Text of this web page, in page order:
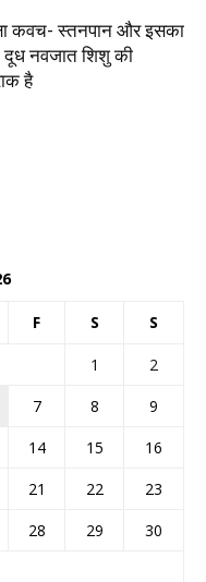
कवच- स्तनपान और इसका
दूध नवजात शिशु की
है
F S S
1
2
7 8
9
14 15
16
21 22
23
28 29
30